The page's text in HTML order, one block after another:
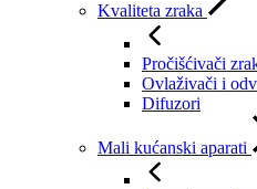
Kvaliteta zraka
Pročišćivači
Ovlaživači i
Difuzori
Mali kućanski aparati